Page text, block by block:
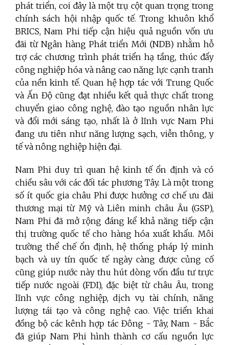
phát triển, coi đây là một trụ cột quan trọng trong
chính sách hội nhập quốc tế. Trong khuôn khổ
BRICS, Nam Phi tiếp cận hiệu quả nguồn vốn ưu
đãi từ Ngân hàng Phát triển Mới (NDB) nhằm hỗ
trợ các chương trình phát triển hạ tầng, thúc đẩy
công nghiệp hóa và nâng cao năng lực cạnh tranh
của nền kinh tế. Quan hệ hợp tác với Trung Quốc
và Ấn Độ cũng đạt nhiều kết quả thực chất trong
chuyển giao công nghệ, đào tạo nguồn nhân lực
và đổi mới sáng tạo, nhất là ở lĩnh vực Nam Phi
đang ưu tiên như năng lượng sạch, viễn thông, y
tế và nông nghiệp hiện đại.
Nam Phi duy trì quan hệ kinh tế ổn định và có
chiều sâu với các đối tác phương Tây. Là một trong
số ít quốc gia châu Phi được hưởng cơ chế ưu đãi
thương mại từ Mỹ và Liên minh châu Âu (GSP),
Nam Phi đã mở rộng đáng kể khả năng tiếp cận
thị trường quốc tế cho hàng hóa xuất khẩu. Môi
trường thể chế ổn định, hệ thống pháp lý minh
bạch và uy tín quốc tế ngày càng được củng cố
cũng giúp nước này thu hút dòng vốn đầu tư trực
tiếp nước ngoài (FDI), đặc biệt từ châu Âu, trong
lĩnh vực công nghiệp, dịch vụ tài chính, năng
lượng tái tạo và công nghệ cao. Việc triển khai
đồng bộ các kênh hợp tác Đông - Tây, Nam - Bắc
đã giúp Nam Phi hình thành cơ cấu nguồn lực